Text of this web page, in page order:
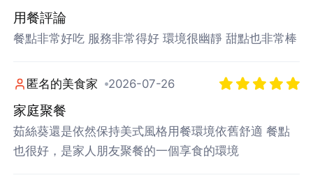
用餐評論
餐點非常好吃 服務非常得好 環境很幽靜 甜點也非常棒
匿名的美食家 2026-07-26
家庭聚餐
茹絲葵還是依然保持美式風格用餐環境依舊舒適 餐點
也很好，是家人朋友聚餐的一個享食的環境